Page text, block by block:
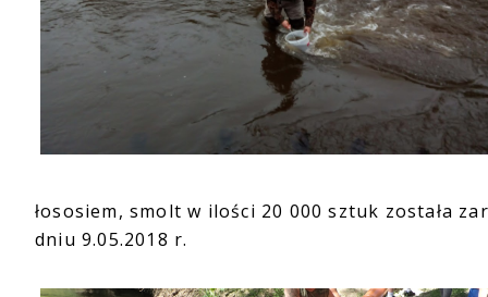
łososiem, smolt w ilości 20 000 sztuk została
dniu 9.05.2018 r.